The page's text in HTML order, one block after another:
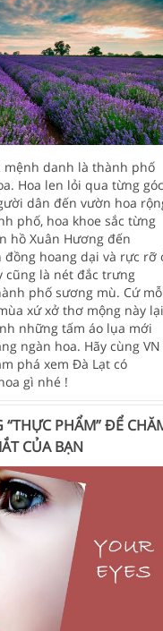
mệnh danh là thành phố
Hoa len lỏi qua từng góc
dân đến vườn hoa
phố, hoa khoe sắc từng
hồ Xuân Hương đến
đồng hoang dại và rực rỡ
cũng là nét đắc trưng
phố sương mù. Cứ
xứ xở thơ mộng này lại
những tấm áo lụa mới
ngàn hoa. Hãy cùng VN
phá xem Đà Lạt có
gì nhé !
“THỰC PHẨM” ĐỂ
CỦA BẠN